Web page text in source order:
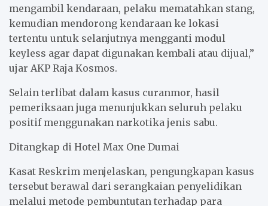
mengambil kendaraan, pelaku mematahkan stang,
kemudian mendorong kendaraan ke lokasi
tertentu untuk selanjutnya mengganti modul
keyless agar dapat digunakan kembali atau dijual,”
ujar AKP Raja Kosmos.
Selain terlibat dalam kasus curanmor, hasil
pemeriksaan juga menunjukkan seluruh pelaku
positif menggunakan narkotika jenis sabu.
Ditangkap di Hotel Max One Dumai
Kasat Reskrim menjelaskan, pengungkapan kasus
tersebut berawal dari serangkaian penyelidikan
melalui metode pembuntutan terhadap para